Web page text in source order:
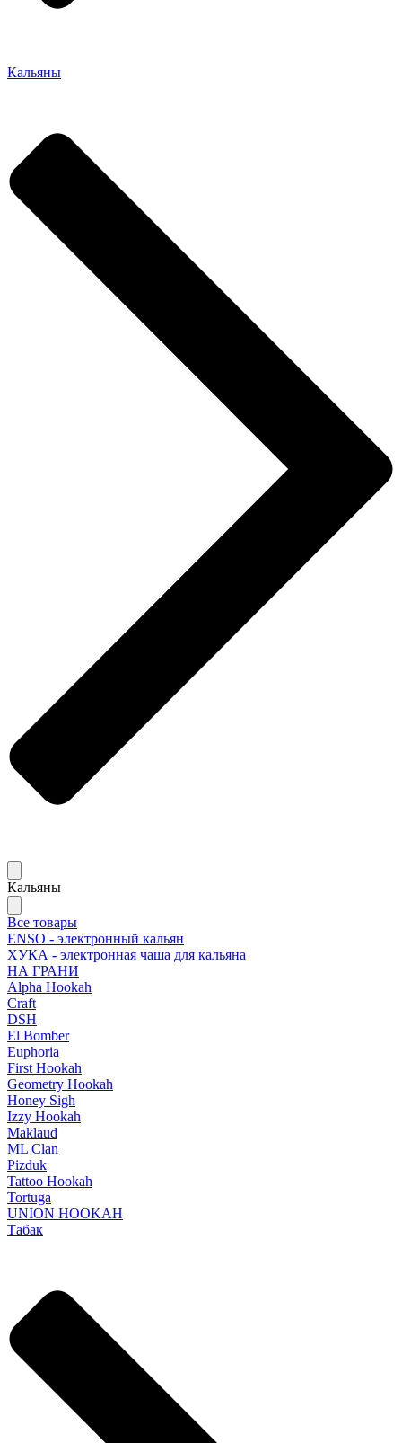
Кальяны
Кальяны
Все товары
ENSO - электронный кальян
ХУКА - электронная чаша для кальяна
НА ГРАНИ
Alpha Hookah
Craft
DSH
El Bomber
Euphoria
First Hookah
Geometry Hookah
Honey Sigh
Izzy Hookah
Maklaud
ML Clan
Pizduk
Tattoo Hookah
Tortuga
UNION HOOKAH
Табак